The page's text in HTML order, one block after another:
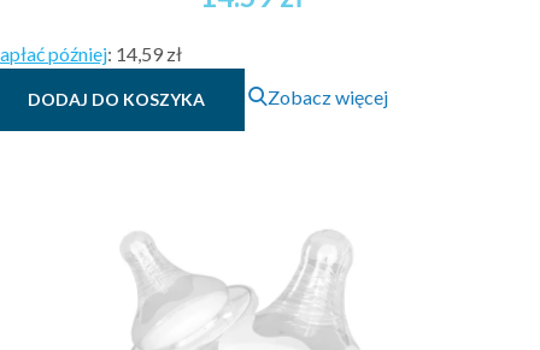
później: 14,59 zł
DODAJ DO KOSZYKA Zobacz więcej